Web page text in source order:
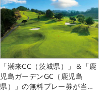
「潮来CC（茨城県）」＆「鹿
児島ガーデンGC（鹿児島
県）」の無料プレー券が当た